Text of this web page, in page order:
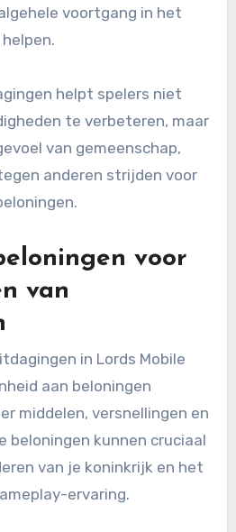
voortgang in het
helpt spelers niet
te verbeteren, maar
van gemeenschap,
anderen strijden voor
voor
van
in Lords Mobile
aan beloningen
middelen, versnellingen en
beloningen kunnen cruciaal
van je koninkrijk en het
ervaring.